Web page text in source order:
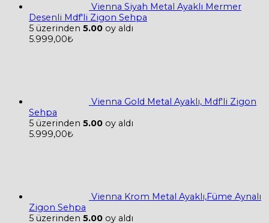
Vienna Siyah Metal Ayaklı Mermer
Desenli Mdf'li Zigon Sehpa
5 üzerinden 5.00 oy aldı
5.999,00₺
Vienna Gold Metal Ayaklı, Mdf'li Zigon
Sehpa
5 üzerinden 5.00 oy aldı
5.999,00₺
Vienna Krom Metal Ayaklı,Füme Aynalı
Zigon Sehpa
5 üzerinden 5.00 oy aldı